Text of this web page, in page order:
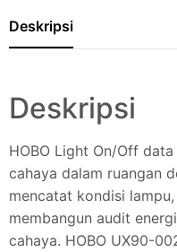
Deskripsi
Deskripsi
HOBO Light On/Off
cahaya dalam ruangan
mencatat kondisi
membangun audit
cahaya. HOBO UX90-